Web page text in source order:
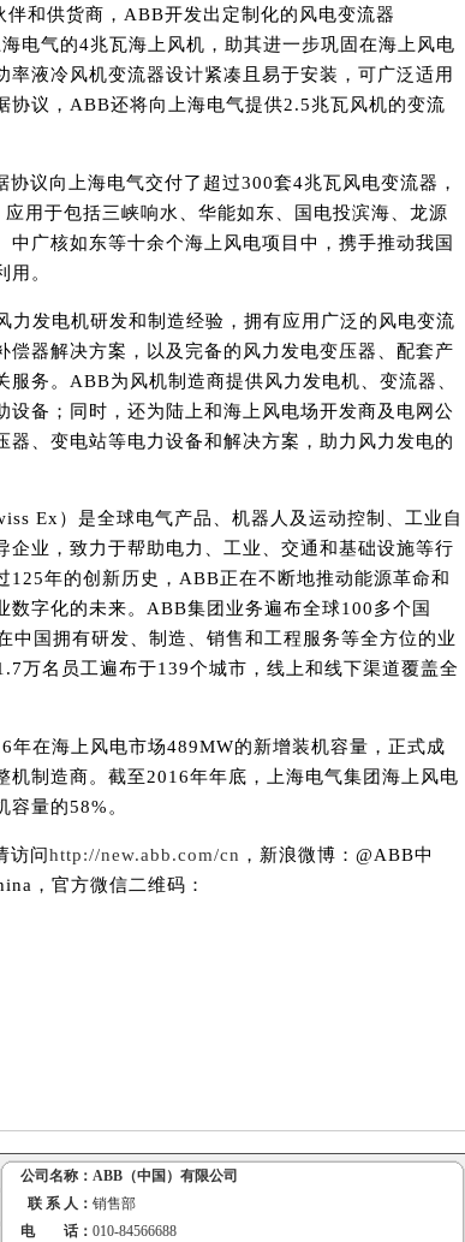
伴和供货商，ABB开发出定制化的风电变流器
电气的4兆瓦海上风机，助其进一步巩固在海上风电
率液冷风机变流器设计紧凑且易于安装，可广泛适用
协议，ABB还将向上海电气提供2.5兆瓦风机的变流
议向上海电气交付了超过300套4兆瓦风电变流器，
用于包括三峡响水、华能如东、国电投滨海、龙源
中广核如东等十余个海上风电项目中，携手推动我国
用。
力发电机研发和制造经验，拥有应用广泛的风电变流
偿器解决方案，以及完备的风力发电变压器、配套产
服务。ABB为风机制造商提供风力发电机、变流器、
设备；同时，还为陆上和海上风电场开发商及电网公
器、变电站等电力设备和解决方案，助力风力发电的
Ex）是全球电气产品、机器人及运动控制、工业自
企业，致力于帮助电力、工业、交通和基础设施等行
125年的创新历史，ABB正在不断地推动能源革命和
数字化的未来。ABB集团业务遍布全球100多个国
中国拥有研发、制造、销售和工程服务等全方位的业
万名员工遍布于139个城市，线上和线下渠道覆盖全
年在海上风电市场489MW的新增装机容量，正式成
机制造商。截至2016年年底，上海电气集团海上风电
容量的58%。
访问http://new.abb.com/cn ，新浪微博：@ABB中
，官方微信二维码：
公司名称： ABB（中国）有限公司
联 系 人： 销售部
电 话： 010-84566688